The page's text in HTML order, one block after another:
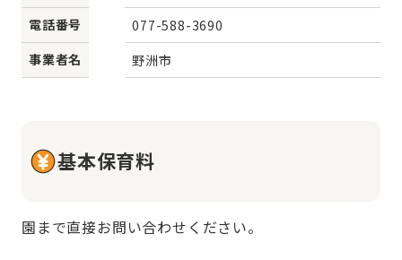
電話番号
077-588-3690
事業者名
野洲市
基本保育料
園まで直接お問い合わせください。